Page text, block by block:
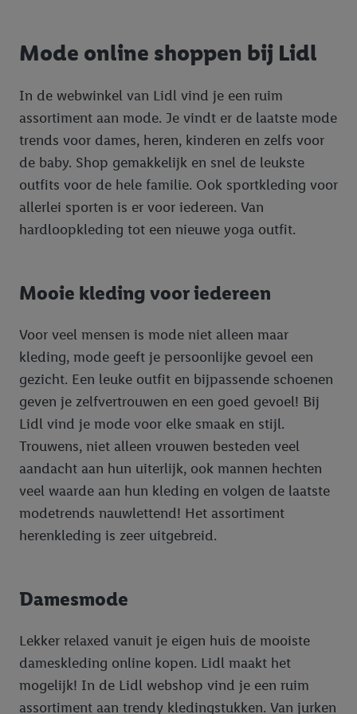
Mode online shoppen bij Lidl
In de webwinkel van Lidl vind je een ruim
assortiment aan mode. Je vindt er de laatste mode
trends voor dames, heren, kinderen en zelfs voor
de baby. Shop gemakkelijk en snel de leukste
outfits voor de hele familie. Ook sportkleding voor
allerlei sporten is er voor iedereen. Van
hardloopkleding tot een nieuwe yoga outfit.
Mooie kleding voor iedereen
Voor veel mensen is mode niet alleen maar
kleding, mode geeft je persoonlijke gevoel een
gezicht. Een leuke outfit en bijpassende schoenen
geven je zelfvertrouwen en een goed gevoel! Bij
Lidl vind je mode voor elke smaak en stijl.
Trouwens, niet alleen vrouwen besteden veel
aandacht aan hun uiterlijk, ook mannen hechten
veel waarde aan hun kleding en volgen de laatste
modetrends nauwlettend! Het assortiment
herenkleding is zeer uitgebreid.
Damesmode
Lekker relaxed vanuit je eigen huis de mooiste
dameskleding online kopen. Lidl maakt het
mogelijk! In de Lidl webshop vind je een ruim
assortiment aan trendy kledingstukken. Van jurken
Als u hiermee akkoord gaat, kunnen advertenties in het kader
interesse hebt getoond (bijvoorbeeld door het product in de
webshop aan uw winkelmandje toe te voegen, maar het niet te
diensten worden weergegeven als er met behulp van uw
gehashte e-mailadres en eventuele andere
identificatiegegevens/identificatiegegevens waarover Criteo
SA beschikt, meerdere eindapparaten of Lidl-diensten aan u
kunnen worden toegewezen.
noodzakelijke technologieën toestaan. Door op “aanvaarden” te
bovengenoemde doeleinden. Meer informatie, waaronder de
bewaartermijn van de gegevens en uw recht om uw
toestemming te allen tijde met vooruitwerkende kracht in te
trekken, vindt u in onze privacyverklaring. Je vindt het
impressum hier.